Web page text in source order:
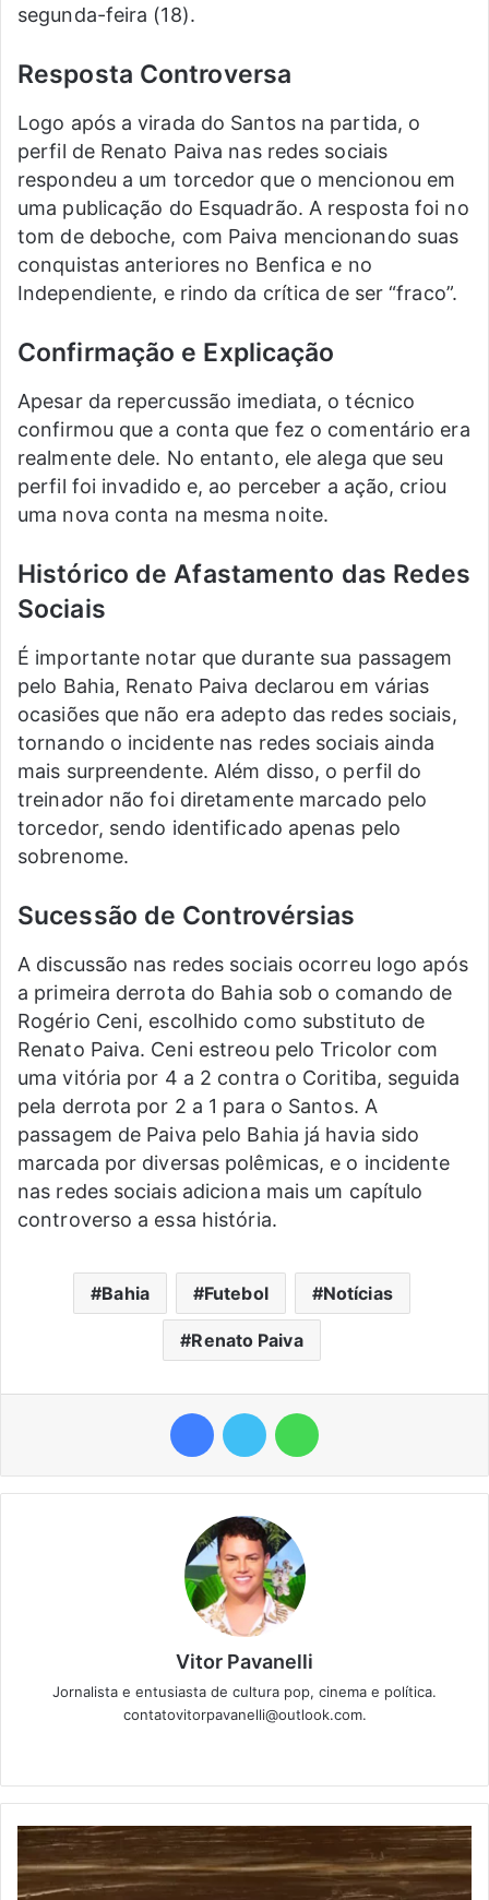
segunda-feira (18).
Resposta Controversa
Logo após a virada do Santos na partida, o
perfil de Renato Paiva nas redes sociais
respondeu a um torcedor que o mencionou em
uma publicação do Esquadrão. A resposta foi no
tom de deboche, com Paiva mencionando suas
conquistas anteriores no Benfica e no
Independiente, e rindo da crítica de ser “fraco”.
Confirmação e Explicação
Apesar da repercussão imediata, o técnico
confirmou que a conta que fez o comentário era
realmente dele. No entanto, ele alega que seu
perfil foi invadido e, ao perceber a ação, criou
uma nova conta na mesma noite.
Histórico de Afastamento das Redes
Sociais
É importante notar que durante sua passagem
pelo Bahia, Renato Paiva declarou em várias
ocasiões que não era adepto das redes sociais,
tornando o incidente nas redes sociais ainda
mais surpreendente. Além disso, o perfil do
treinador não foi diretamente marcado pelo
torcedor, sendo identificado apenas pelo
sobrenome.
Sucessão de Controvérsias
A discussão nas redes sociais ocorreu logo após
a primeira derrota do Bahia sob o comando de
Rogério Ceni, escolhido como substituto de
Renato Paiva. Ceni estreou pelo Tricolor com
uma vitória por 4 a 2 contra o Coritiba, seguida
pela derrota por 2 a 1 para o Santos. A
passagem de Paiva pelo Bahia já havia sido
marcada por diversas polêmicas, e o incidente
nas redes sociais adiciona mais um capítulo
controverso a essa história.
Bahia Futebol Notícias
Renato Paiva
FacebookTwitter
Vitor Pavanelli
Jornalista e entusiasta de cultura pop, cinema e política.
contatovitorpavanelli@outlook.com.